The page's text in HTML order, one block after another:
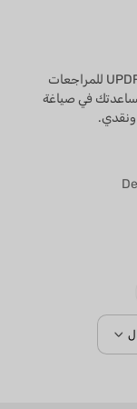
اكتب مراجعات أدبية بدقة واتساق. يقوم UPDF AI للمراجعات
في صياغة